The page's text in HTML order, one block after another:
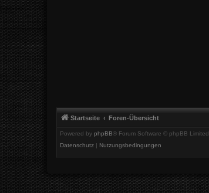
Startseite Foren-Übersicht
Powered by phpBB® Forum Software © phpBB Limited
Datenschutz | Nutzungsbedingungen